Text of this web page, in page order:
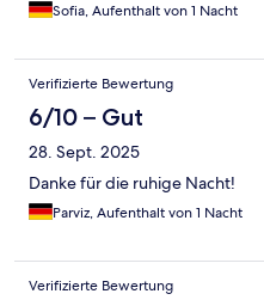
Sofia, Aufenthalt von 1 Nacht
Verifizierte Bewertung
6/10 – Gut
28. Sept. 2025
Danke für die ruhige Nacht!
Parviz, Aufenthalt von 1 Nacht
Verifizierte Bewertung